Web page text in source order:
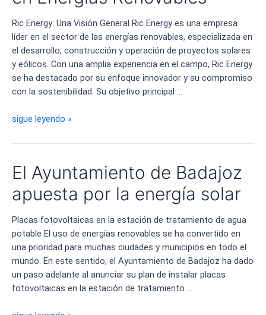
Ric Energy: Una Visión General Ric Energy es una empresa
líder en el sector de las energías renovables, especializada en
el desarrollo, construcción y operación de proyectos solares
y eólicos. Con una amplia experiencia en el campo, Ric Energy
se ha destacado por su enfoque innovador y su compromiso
con la sostenibilidad. Su objetivo principal …
Cómo
Permisos
y
Ambientales
en
Energías
Renovables
sigue leyendo »
El Ayuntamiento de Badajoz
apuesta por la energía solar
Placas fotovoltaicas en la estación de tratamiento de agua
potable El uso de energías renovables se ha convertido en
una prioridad para muchas ciudades y municipios en todo el
mundo. En este sentido, el Ayuntamiento de Badajoz ha dado
un paso adelante al anunciar su plan de instalar placas
fotovoltaicas en la estación de tratamiento …